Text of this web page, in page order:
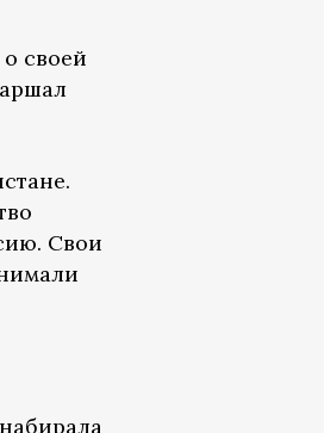
о своей
Свои